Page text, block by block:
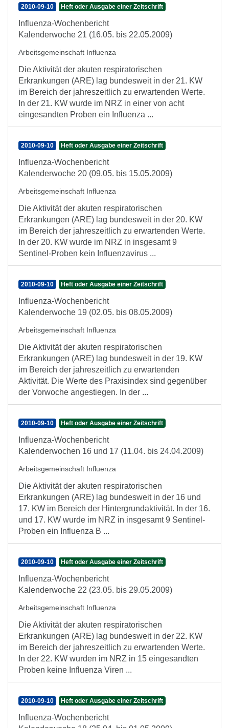
2010-09-10 Heft oder Ausgabe einer Zeitschrift
Influenza-Wochenbericht
Kalenderwoche 21 (16.05. bis 22.05.2009)
Arbeitsgemeinschaft Influenza
Die Aktivität der akuten respiratorischen
Erkrankungen (ARE) lag bundesweit in der 21. KW
im Bereich der jahreszeitlich zu erwartenden Werte.
In der 21. KW wurde im NRZ in einer von acht
eingesandten Proben ein Influenza ...
2010-09-10 Heft oder Ausgabe einer Zeitschrift
Influenza-Wochenbericht
Kalenderwoche 20 (09.05. bis 15.05.2009)
Arbeitsgemeinschaft Influenza
Die Aktivität der akuten respiratorischen
Erkrankungen (ARE) lag bundesweit in der 20. KW
im Bereich der jahreszeitlich zu erwartenden Werte.
In der 20. KW wurde im NRZ in insgesamt 9
Sentinel-Proben kein Influenzavirus ...
2010-09-10 Heft oder Ausgabe einer Zeitschrift
Influenza-Wochenbericht
Kalenderwoche 19 (02.05. bis 08.05.2009)
Arbeitsgemeinschaft Influenza
Die Aktivität der akuten respiratorischen
Erkrankungen (ARE) lag bundesweit in der 19. KW
im Bereich der jahreszeitlich zu erwartenden
Aktivität. Die Werte des Praxisindex sind gegenüber
der Vorwoche angestiegen. In der ...
2010-09-10 Heft oder Ausgabe einer Zeitschrift
Influenza-Wochenbericht
Kalenderwochen 16 und 17 (11.04. bis 24.04.2009)
Arbeitsgemeinschaft Influenza
Die Aktivität der akuten respiratorischen
Erkrankungen (ARE) lag bundesweit in der 16 und
17. KW im Bereich der Hintergrundaktivität. In der 16.
und 17. KW wurde im NRZ in insgesamt 9 Sentinel-
Proben ein Influenza B ...
2010-09-10 Heft oder Ausgabe einer Zeitschrift
Influenza-Wochenbericht
Kalenderwoche 22 (23.05. bis 29.05.2009)
Arbeitsgemeinschaft Influenza
Die Aktivität der akuten respiratorischen
Erkrankungen (ARE) lag bundesweit in der 22. KW
im Bereich der jahreszeitlich zu erwartenden Werte.
In der 22. KW wurden im NRZ in 15 eingesandten
Proben keine Influenza Viren ...
2010-09-10 Heft oder Ausgabe einer Zeitschrift
Influenza-Wochenbericht